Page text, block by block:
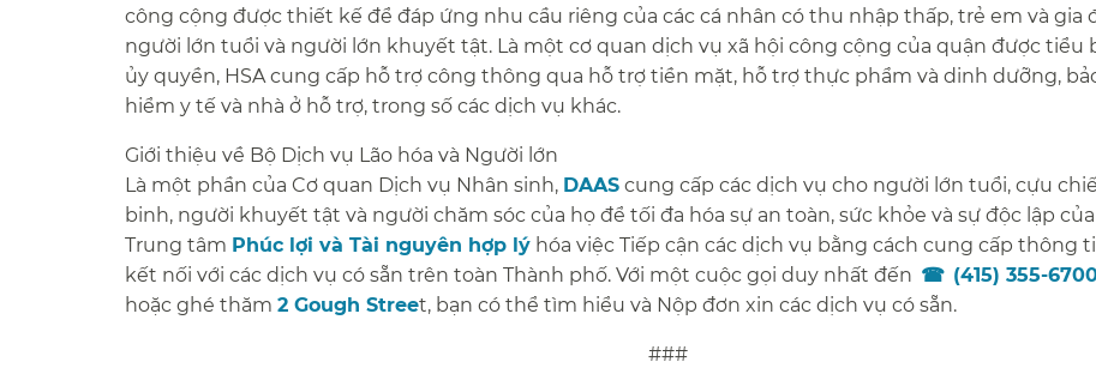
công cộng được thiết kế để đáp ứng nhu cầu riêng của các cá nhân có thu nhập thấp, trẻ em và gia
người lớn tuổi và người lớn khuyết tật. Là một cơ quan dịch vụ xã hội công cộng của quận được tiểu
ủy quyền, HSA cung cấp hỗ trợ công thông qua hỗ trợ tiền mặt, hỗ trợ thực phẩm và dinh dưỡng,
hiểm y tế và nhà ở hỗ trợ, trong số các dịch vụ khác.​​
Giới thiệu về Bộ Dịch vụ Lão hóa và Người lớn​​
Là một phần của Cơ quan Dịch vụ Nhân sinh, DAAS cung cấp các dịch vụ cho người lớn tuổi, cựu
binh, người khuyết tật và người chăm sóc của họ để tối đa hóa sự an toàn, sức khỏe và sự độc lập
Trung tâm Phúc lợi và Tài nguyên hợp lý hóa việc Tiếp cận các dịch vụ bằng cách cung cấp thông
kết nối với các dịch vụ có sẵn trên toàn Thành phố. Với một cuộc gọi duy nhất đến
(415) 355-
hoặc ghé thăm 2 Gough Street, bạn có thể tìm hiểu và Nộp đơn xin các dịch vụ có sẵn.​​
###​​